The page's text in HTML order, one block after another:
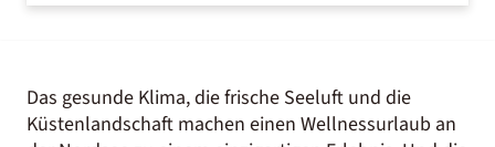
Das gesunde Klima, die frische Seeluft und die
Küstenlandschaft machen einen Wellnessurlaub an